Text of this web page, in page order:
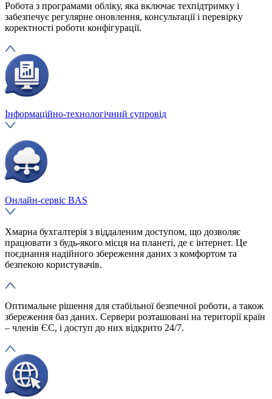
Робота з програмами обліку, яка включає техпідтримку і
забезпечує регулярне оновлення, консультації і перевірку
коректності роботи конфігурації.
Інформаційно-технологічний супровід
Онлайн-сервіс BAS
Хмарна бухгалтерія з віддаленим доступом, що дозволяє
працювати з будь-якого місця на планеті, де є інтернет. Це
поєднання надійного збереження даних з комфортом та
безпекою користувачів.
Оптимальне рішення для стабільної безпечної роботи, а також
збереження баз даних. Сервери розташовані на території країн
– членів ЄС, і доступ до них відкрито 24/7.